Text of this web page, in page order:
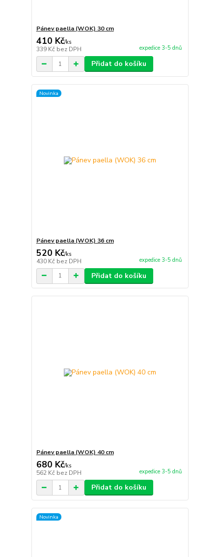
Pánev paella (WOK) 30 cm
410 Kč/ks
339 Kč bez DPH expedice 3-5 dnů
Přidat do košíku
Novinka
Pánev paella (WOK) 36 cm
520 Kč/ks
430 Kč bez DPH expedice 3-5 dnů
Přidat do košíku
Pánev paella (WOK) 40 cm
680 Kč/ks
562 Kč bez DPH expedice 3-5 dnů
Přidat do košíku
Novinka